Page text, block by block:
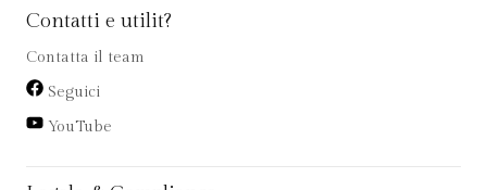
Contatti e utilit?
Contatta il team
Seguici
YouTube